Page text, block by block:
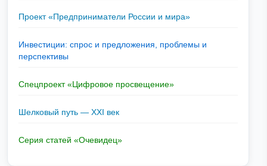
Проект «Предприниматели России и мира»
Инвестиции: спрос и предложения, проблемы и
перспективы
Спецпроект «Цифровое просвещение»
Шелковый путь — XXI век
Серия статей «Очевидец»